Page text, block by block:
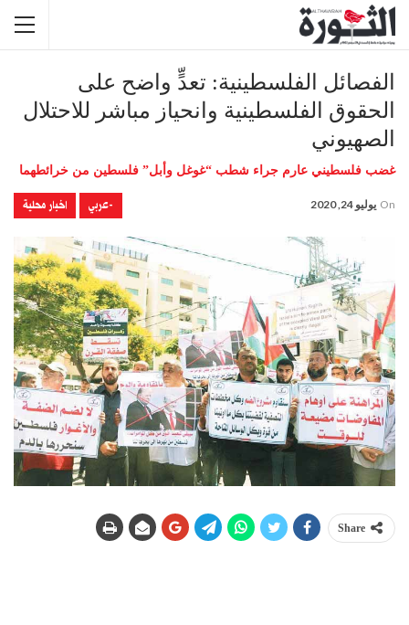
الفصائل الفلسطينية: تعدٍّ واضح على
الحقوق الفلسطينية وانحياز مباشر للاحتلال
الصهيوني
غضب فلسطيني عارم جراء شطب “غوغل وأبل” فلسطين من خرائطهما
-عربي اخبار محلية On يوليو 24, 2020
Share